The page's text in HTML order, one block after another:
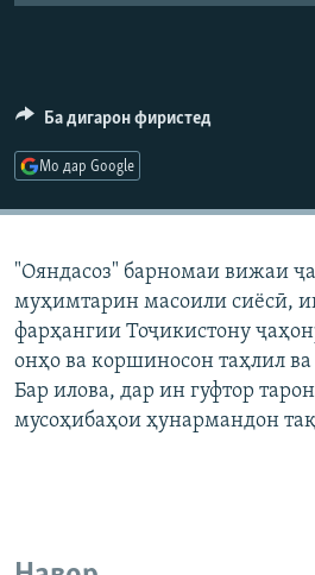
ПАЙГИРӢ КУНЕД
Ҳамаи сомонаҳои RFE/RL
Ба дигарон фиристед
Мо дар Google
"Ояндасоз" барномаи вижаи
муҳимтарин масоили сиёсӣ,
фарҳангии Тоҷикистону
онҳо ва коршиносон таҳлил
Бар илова, дар ин гуфтор
мусоҳибаҳои ҳунармандон